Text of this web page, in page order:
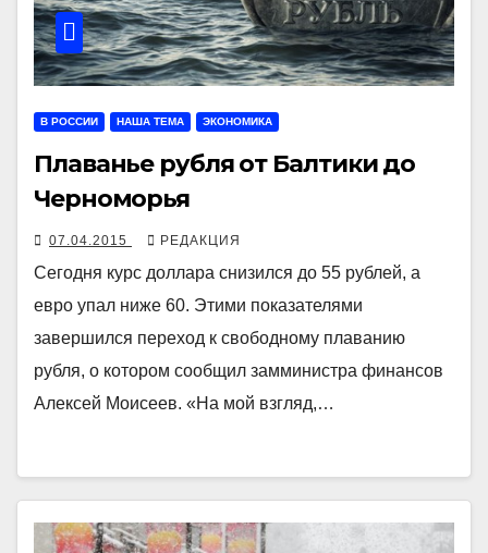
В РОССИИ НАША ТЕМА ЭКОНОМИКА
Плаванье рубля от Балтики до
Черноморья
07.04.2015 РЕДАКЦИЯ
Сегодня курс доллара снизился до 55 рублей, а
евро упал ниже 60. Этими показателями
завершился переход к свободному плаванию
рубля, о котором сообщил замминистра финансов
Алексей Моисеев. «На мой взгляд,…